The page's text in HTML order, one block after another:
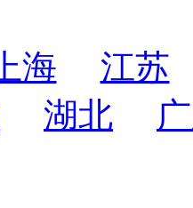
上海
江苏
湖北